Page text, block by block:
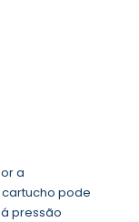
a
cartucho pode
pressão